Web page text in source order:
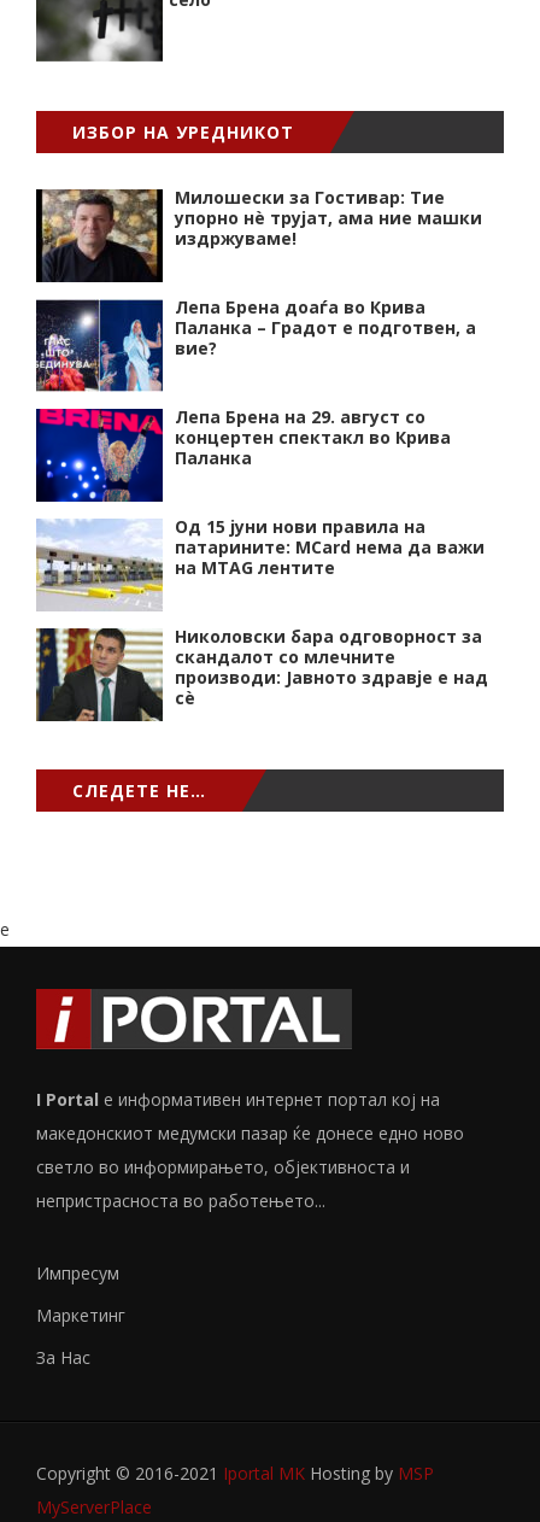
ИЗБОР НА УРЕДНИКОТ
Милошески за Гостивар: Тие
упорно нѐ трујат, ама ние машки
издржуваме!
Лепа Брена доаѓа во Крива
Паланка – Градот е подготвен, а
вие?
Лепа Брена на 29. август со
концертен спектакл во Крива
Паланка
Од 15 јуни нови правила на
патарините: MCard нема да важи
на MTAG лентите
Николовски бара одговорност за
скандалот со млечните
производи: Јавното здравје е над
сѐ
СЛЕДЕТЕ НЕ…
e
I Portal е информативен интернет портал кој на
македонскиот медумски пазар ќе донесе едно ново
светло во информирањето, објективноста и
непристрасноста во работењето...
Импресум
Маркетинг
За Нас
Copyright © 2016-2021 Iportal MK Hosting by MSP
MyServerPlace